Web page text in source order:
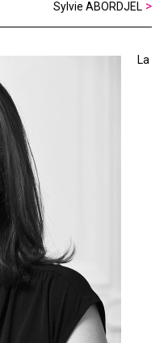
Sylvie ABORDJEL
La